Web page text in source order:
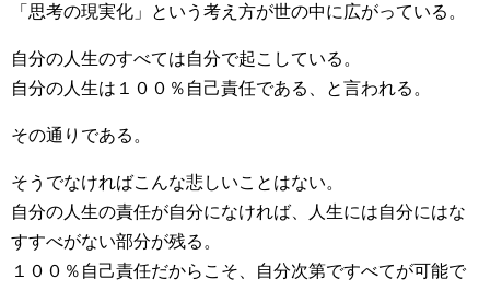
「思考の現実化 」という考え方が世の中に広がっている。
自分の人生のすべては自分で起こしている。
自分の人生は１００％自己責任である、と言われる。
その通りである。
そうでなければこんな悲しいことはない。
自分の人生の責任が自分になければ、人生には自分にはな
すすべがない部分が残る。
１００％自己責任だからこそ、自分次第ですべてが可能で